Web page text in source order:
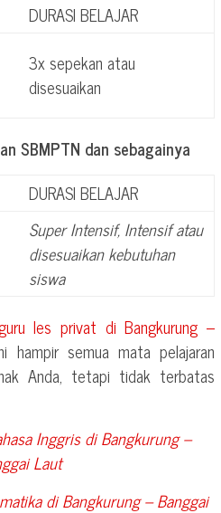
DURASI BELAJAR
3x sepekan atau
disesuaikan
SBMPTN dan sebagainya
DURASI BELAJAR
Super Intensif, Intensif atau
disesuaikan kebutuhan
siswa
les privat diBangkurung –
hampir semua mata pelajaran
Anda, tetapi tidak terbatas
Inggris diBangkurung –
Laut
diBangkurung – Banggai